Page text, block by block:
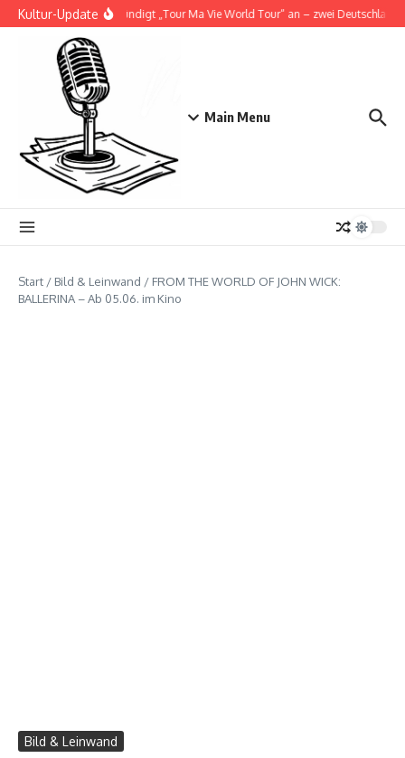
Zum Inhalt springen
Kultur-UpdateDoja Cat kündigt „Tour Ma Vie World Tour“ an – zwei
Main Menu
Start / Bild & Leinwand / FROM THE WORLD OF JOHN WICK:
BALLERINA – Ab 05.06. im Kino
Bild & Leinwand